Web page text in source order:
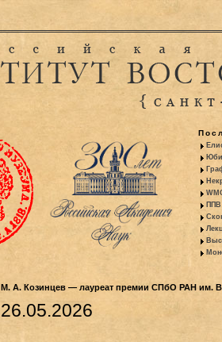
ППВ
М. А. Козинцев — лауреат премии СПбО РАН им.
26.05.2026